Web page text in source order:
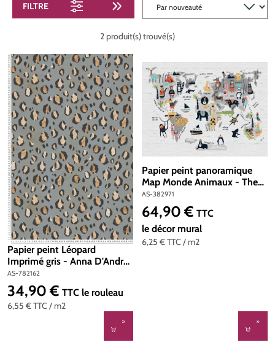
FILTRE
2 produit(s) trouvé(s)
Papier peint Léopard
Imprimé gris - Anna D'Andrea
d'A.S. Création | Réf. AS-
782162
AS-782162
6,55 €TTC / m2
Prix régulier :
34,90 € TTC le rouleau
Papier peint panoramique
Map Monde Animaux - The
Wall d'A.S. Création | Réf. AS-
382971
AS-382971
6,25 €TTC / m2
Prix régulier :
64,90 € TTC
le décor mural